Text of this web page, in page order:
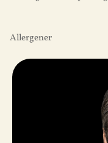
Allergener